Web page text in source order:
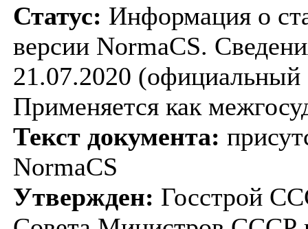
Статус: Информация о
версии NormaCS.
21.07.2020 (официальный
Применяется как
Текст документа:
NormaCS
Утвержден: Госстрой